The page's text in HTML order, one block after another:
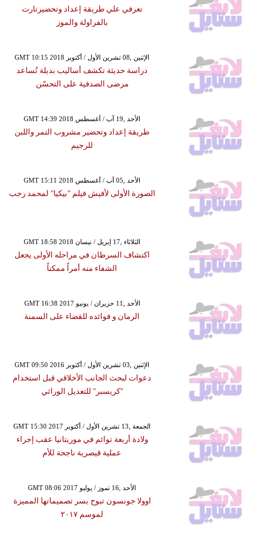
تعرفي علي طريقة إعداد وتحضيرتارت
بالفراولة والموز
GMT 10:15 2018 الإثنين ,08 تشرين الأول / أكتوبر
دراسة حديثة تكشف أساليب بديلة تُساعد
مرضى الصدفية على التحسّن
GMT 14:39 2018 الأحد ,19 آب / أغسطس
طريقة إعداد وتحضير مشروب التمر واللبن
للرجيم
GMT 15:11 2018 الأحد ,05 آب / أغسطس
الصورة الأولى لأفيش فيلم "بيكيا" لمحمد رجب
GMT 18:58 2018 الثلاثاء ,17 إبريل / نيسان
اكتشاف السرطان في مراحله الأولى يجعل
الشفاء منه أمراً ممكناً
GMT 16:38 2017 الأحد ,11 حزيران / يونيو
الرمان و فوائده للقضاء على السمنة
GMT 09:50 2016 الإثنين ,03 تشرين الأول / أكتوبر
دعوات لبحث الجانب الأخلاقي قبل استخدام
"كريسبر" للتعديل الوراثي
GMT 15:30 2017 الجمعة ,13 تشرين الأول / أكتوبر
ولادة أربعة توائم في موريتانيا عقب إجراء
عملية قيصرية ناجحة للأم
GMT 08:06 2017 الأحد ,16 تموز / يوليو
اوولا جونسون تبوح بسر تصميماتها المميزة
لموسم ٢٠١٧